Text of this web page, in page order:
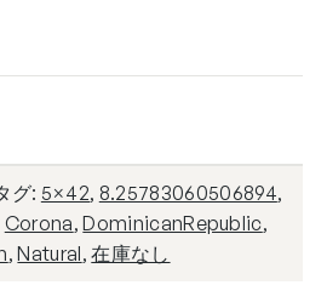
グ: 5×42, 8.25783060506894,
Corona,DominicanRepublic,
,Natural,在庫なし